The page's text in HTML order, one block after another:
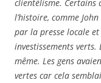
clientélisme. Certains
l’histoire, comme
par la presse locale
investissements
même. Les gens
vertes car cela